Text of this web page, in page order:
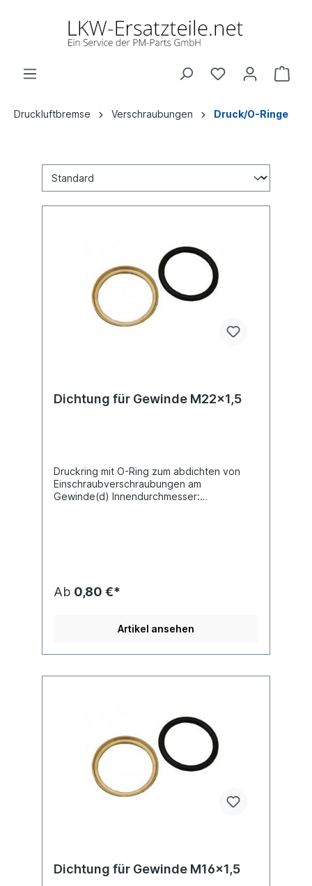
Druckluftbremse Verschraubungen Druck/O-Ringe
Dichtung für Gewinde M22x1,5
Druckring mit O-Ring zum abdichten von
Einschraubverschraubungen am
Gewinde(d) Innendurchmesser:
Ab 0,80 €*
Artikel ansehen
Dichtung für Gewinde M16x1,5